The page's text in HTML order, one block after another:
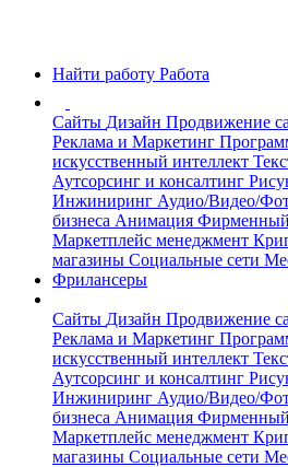
Найти работу Работа
Сайты Дизайн Продвижение
Реклама и Маркетинг
искусственный интеллект
Аутсорсинг и консалтинг
Инжиниринг Аудио/Видео/
бизнеса Анимация Фирменный
Маркетплейс менеджмент
магазины Социальные сети
Фрилансеры
Сайты Дизайн Продвижение
Реклама и Маркетинг
искусственный интеллект
Аутсорсинг и консалтинг
Инжиниринг Аудио/Видео/
бизнеса Анимация Фирменный
Маркетплейс менеджмент
магазины Социальные сети